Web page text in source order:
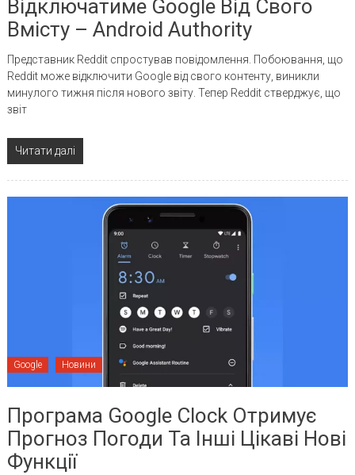
Відключатиме Google Від Свого
Вмісту – Android Authority
Представник Reddit спростував повідомлення. Побоювання, що
Reddit може відключити Google від свого контенту, виникли
минулого тижня після нового звіту. Тепер Reddit стверджує, що
звіт
Читати далі
Google Новини
Програма Google Clock Отримує
Прогноз Погоди Та Інші Цікаві Нові
Функції